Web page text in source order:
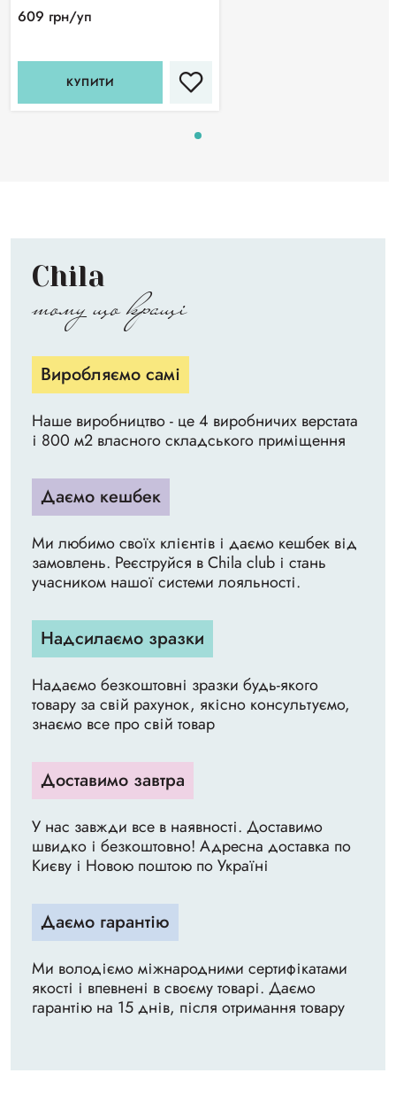
609 грн/уп
КУПИТИ
Chila
тому що кращі
Виробляємо самі
Наше виробництво - це 4 виробничих верстата
і 800 м2 власного складського приміщення
Даємо кешбек
Ми любимо своїх клієнтів і даємо кешбек від
замовлень. Реєструйся в Chila club і стань
учасником нашої системи лояльності.
Надсилаємо зразки
Надаємо безкоштовні зразки будь-якого
товару за свій рахунок, якісно консультуємо,
знаємо все про свій товар
Доставимо завтра
У нас завжди все в наявності. Доставимо
швидко і безкоштовно! Адресна доставка по
Києву і Новою поштою по Україні
Даємо гарантію
Ми володіємо міжнародними сертифікатами
якості і впевнені в своєму товарі. Даємо
гарантію на 15 днів, після отримання товару